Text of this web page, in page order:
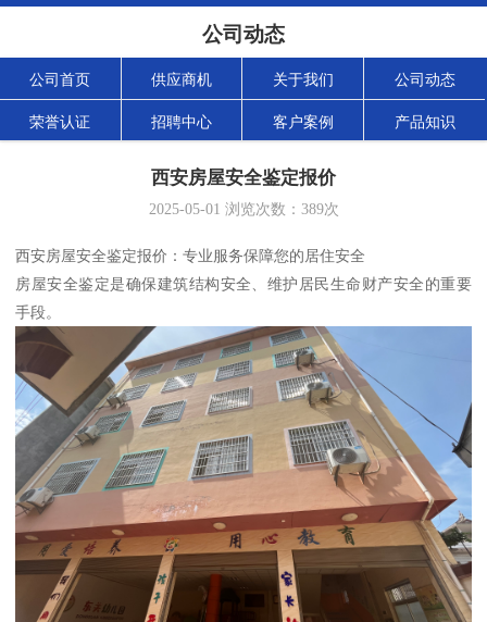
公司动态
公司首页 供应商机 关于我们 公司动态
荣誉认证 招聘中心 客户案例 产品知识
西安房屋安全鉴定报价
2025-05-01 浏览次数： 389次
西安房屋安全鉴定报价：专业服务保障您的居住安全
房屋安全鉴定是确保建筑结构安全、维护居民生命财产安全的重要
手段。